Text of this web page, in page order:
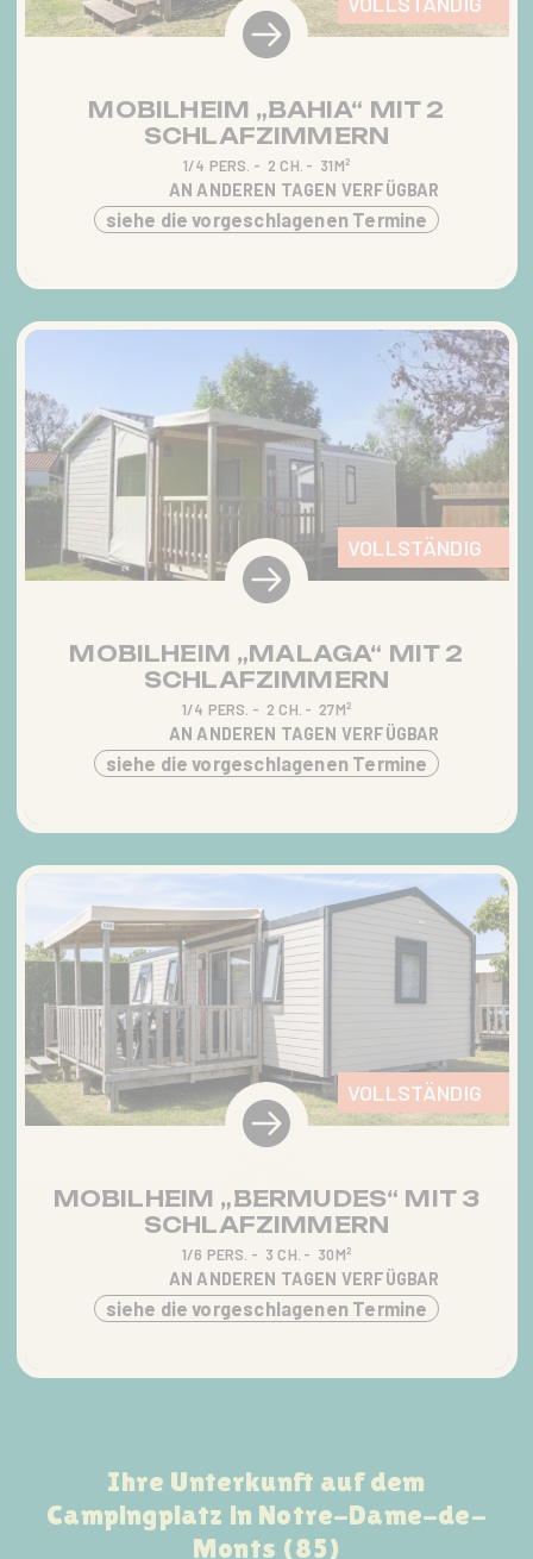
WASSERPARK
UNTERKÜNFTE
WERDEN SIE EIGENTÜMER
EINES VERFÜGBAREN
TOURISMUS IN DER
KONTAKT & ANFAHRT
MOBILHEIM „BAHIA“ MIT 2
SCHLAFZIMMERN
1/4 PERS. 2 CH. 31M²
AN ANDEREN TAGEN VERFÜGBAR
siehe die vorgeschlagenen Termine
VOLLSTÄNDIG
MOBILHEIM „MALAGA“ MIT 2
SCHLAFZIMMERN
1/4 PERS. 2 CH. 27M²
AN ANDEREN TAGEN VERFÜGBAR
siehe die vorgeschlagenen Termine
VOLLSTÄNDIG
MOBILHEIM „BERMUDES“ MIT 3
SCHLAFZIMMERN
1/6 PERS. 3 CH. 30M²
AN ANDEREN TAGEN VERFÜGBAR
siehe die vorgeschlagenen Termine
Ihre Unterkunft auf dem
Campingplatz in Notre-Dame-de-
Monts (85)